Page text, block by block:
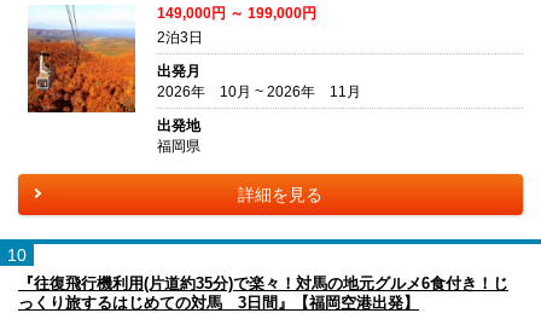
149,000円 ～ 199,000円
2泊3日
出発月
2026年 10月 ~ 2026年 11月
出発地
福岡県
詳細を見る
10
『往復飛行機利用(片道約35分)で楽々！対馬の地元グルメ6食付き！じ
っくり旅するはじめての対馬 3日間』【福岡空港出発】